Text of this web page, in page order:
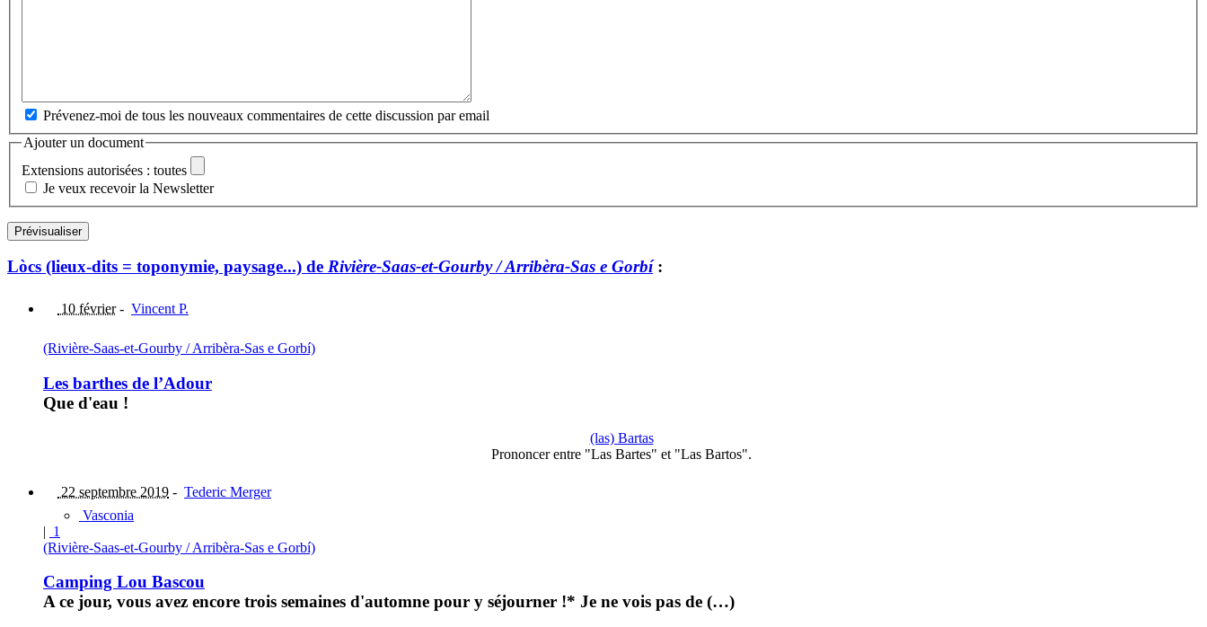
Prévenez-moi de tous les nouveaux commentaires de cette discussion par email
Ajouter un document
Extensions autorisées : toutes
Je veux recevoir la Newsletter
Lòcs (lieux-dits = toponymie, paysage...) de Rivière-Saas-et-Gourby / Arribèra-Sas e Gorbí:
10 février- Vincent P.
(Rivière-Saas-et-Gourby / Arribèra-Sas e Gorbí)
Les barthes de l’Adour
Que d'eau !
(las) Bartas
Prononcer entre "Las Bartes" et "Las Bartos".
22 septembre 2019 - Tederic Merger
Vasconia
| 1
(Rivière-Saas-et-Gourby / Arribèra-Sas e Gorbí)
Camping Lou Bascou
A ce jour, vous avez encore trois semaines d'automne pour y séjourner !* Je ne vois pas de (…)